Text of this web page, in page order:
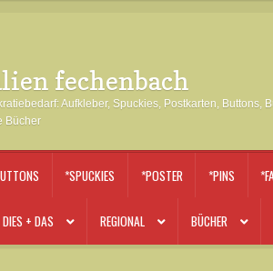
fechenbach
Aufkleber, Spuckies, Postkarten,
Bücher
*SPUCKIES *POSTER *PINS
DIES + DAS REGIONAL BÜCHER